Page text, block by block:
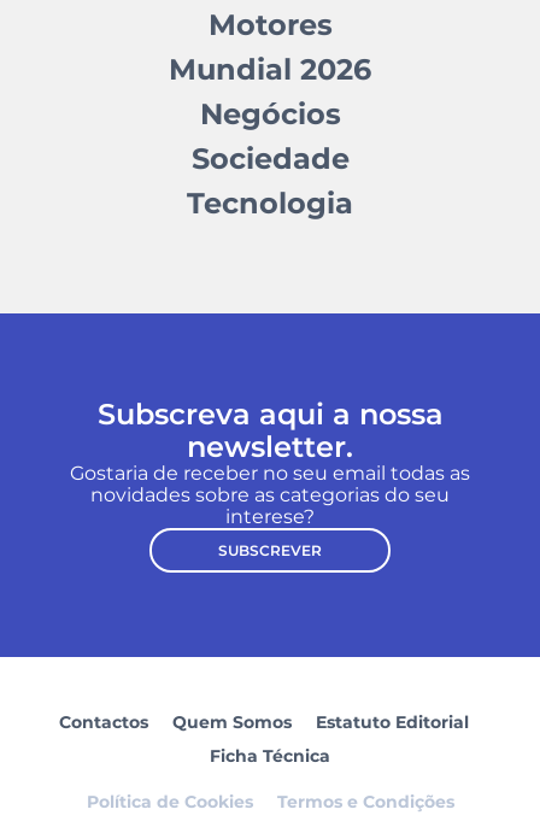
Motores
Mundial 2026
Negócios
Sociedade
Tecnologia
Subscreva aqui a nossa
newsletter.
Gostaria de receber no seu email todas as
novidades sobre as categorias do seu
interese?
SUBSCREVER
Contactos Quem Somos
Estatuto Editorial
Ficha Técnica
Política de Cookies
Termos e Condições